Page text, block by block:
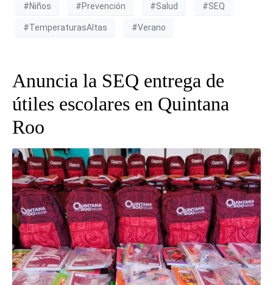
#Niños #Prevención #Salud #SEQ
#TemperaturasAltas #Verano
Anuncia la SEQ entrega de
útiles escolares en Quintana
Roo